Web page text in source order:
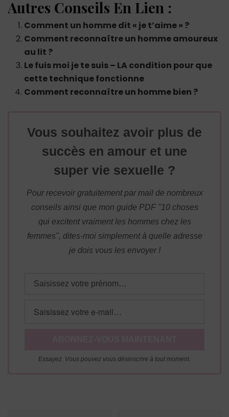
Autres Conseils En Lien :
Comment un homme dit « je t’aime » ?
Comment reconnaître un homme amoureux
au lit ?
Le fuis moi je te suis – LA condition pour que
cette technique fonctionne
Comment reconnaître un homme bien ?
Vous souhaitez avoir plus de
succès en amour et une
super vie sexuelle ?
Pour recevoir gratuitement par mail de nombreux
conseils ainsi que mon guide PDF "10 choses
qui excitent vraiment les hommes chez les
femmes", dites-moi simplement à quelle adresse
je dois vous les envoyer !
Essayez. Vous pouvez vous désinscrire à tout moment.